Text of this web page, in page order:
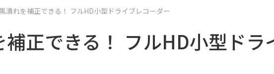
潰れを補正できる！ フルHD小型ドライブレコーダー
正できる！ フルHD小型ドラ